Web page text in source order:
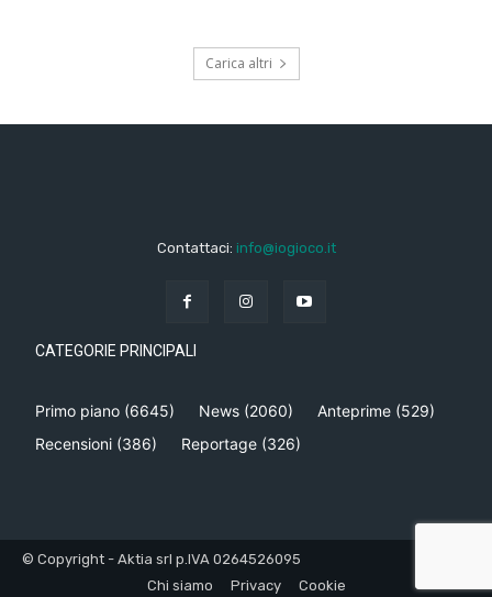
Carica altri
Contattaci: info@iogioco.it
CATEGORIE PRINCIPALI
Primo piano (6645) News (2060) Anteprime (529)
Recensioni (386) Reportage (326)
© Copyright - Aktia srl p.IVA 0264526095
Chi siamo
Privacy Cookie